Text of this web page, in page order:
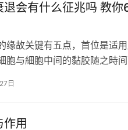
退会有什么征兆吗 教
故关键有五点，首位是适用
胞与細胞中间的黏胶随之時
，令肌肤丧失适用而松垂;…
日
作用